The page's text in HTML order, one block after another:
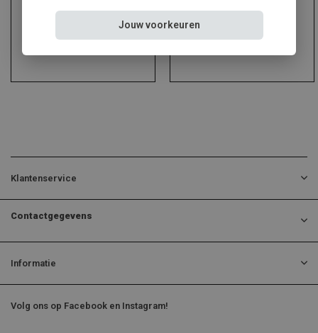
Audi Alfa Romeo
Klantenservice
Contactgegevens
Informatie
Volg ons op Facebook en Instagram!
Jouw voorkeuren